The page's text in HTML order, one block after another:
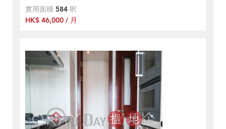
實用面積 584 呎
HK$ 46,000 / 月